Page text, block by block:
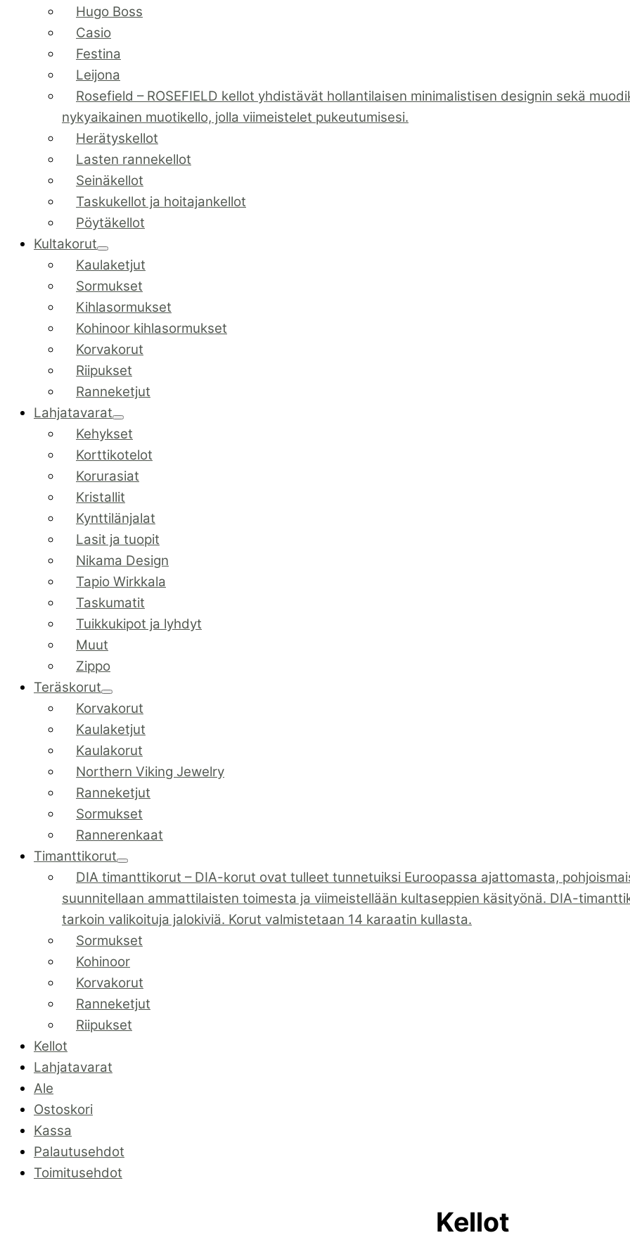
Hugo Boss
Casio
Festina
Leijona
Rosefield – ROSEFIELD kellot yhdistävät hollantilaisen minimalistisen designin sekä
nykyaikainen muotikello, jolla viimeistelet pukeutumisesi.
Herätyskellot
Lasten rannekellot
Seinäkellot
Taskukellot ja hoitajankellot
Pöytäkellot
Kultakorut
Kaulaketjut
Sormukset
Kihlasormukset
Kohinoor kihlasormukset
Korvakorut
Riipukset
Ranneketjut
Lahjatavarat
Kehykset
Korttikotelot
Korurasiat
Kristallit
Kynttilänjalat
Lasit ja tuopit
Nikama Design
Tapio Wirkkala
Taskumatit
Tuikkukipot ja lyhdyt
Muut
Zippo
Teräskorut
Korvakorut
Kaulaketjut
Kaulakorut
Northern Viking Jewelry
Ranneketjut
Sormukset
Rannerenkaat
Timanttikorut
DIA timanttikorut – DIA-korut ovat tulleet tunnetuiksi Euroopassa ajattomasta,
suunnitellaan ammattilaisten toimesta ja viimeistellään kultaseppien käsityönä. DIA-
tarkoin valikoituja jalokiviä. Korut valmistetaan 14 karaatin kullasta.
Sormukset
Kohinoor
Korvakorut
Ranneketjut
Riipukset
Kellot
Lahjatavarat
Ale
Ostoskori
Kassa
Palautusehdot
Toimitusehdot
Kellot